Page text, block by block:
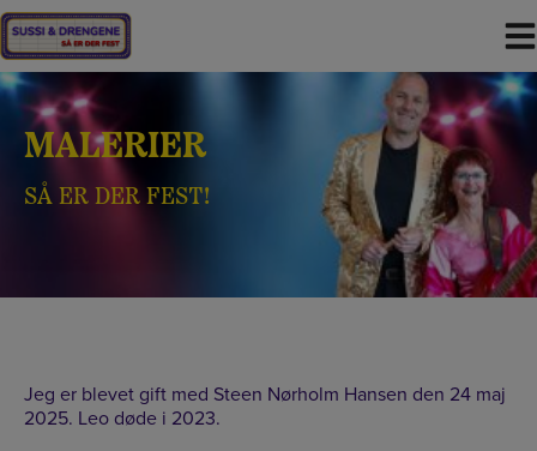
Hop
til
indholdet
MALERIER
SÅ ER DER FEST!
Jeg er blevet gift med Steen Nørholm Hansen den 24 maj
2025. Leo døde i 2023.